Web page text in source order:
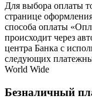
Для выбора оплаты
странице
способа оплаты
происходит через
центра Банка с
следующих
World Wide
Безналичный